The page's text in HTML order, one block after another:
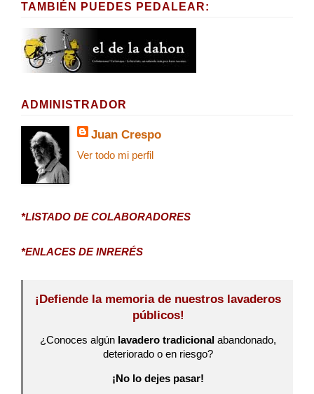
TAMBIÉN PUEDES PEDALEAR:
ADMINISTRADOR
Juan Crespo
Ver todo mi perfil
*LISTADO DE COLABORADORES
*ENLACES DE INRERÉS
¡Defiende la memoria de nuestros lavaderos
públicos!
¿Conoces algún lavadero tradicional abandonado,
deteriorado o en riesgo?
¡No lo dejes pasar!